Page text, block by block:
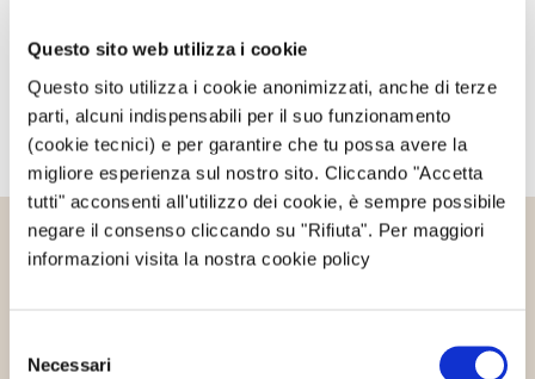
Questo sito web utilizza i cookie
Questo sito utilizza i cookie anonimizzati, anche di terze
parti, alcuni indispensabili per il suo funzionamento
(cookie tecnici) e per garantire che tu possa avere la
migliore esperienza sul nostro sito. Cliccando "Accetta
tutti" acconsenti all'utilizzo dei cookie, è sempre possibile
negare il consenso cliccando su "Rifiuta". Per maggiori
informazioni visita la nostra cookie policy
delNecessari
Altri articoli che potrebbero